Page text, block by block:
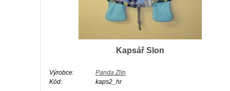
Kapsář Slon
Výrobce:
Panda Zlín
Kód:
kaps2_hr